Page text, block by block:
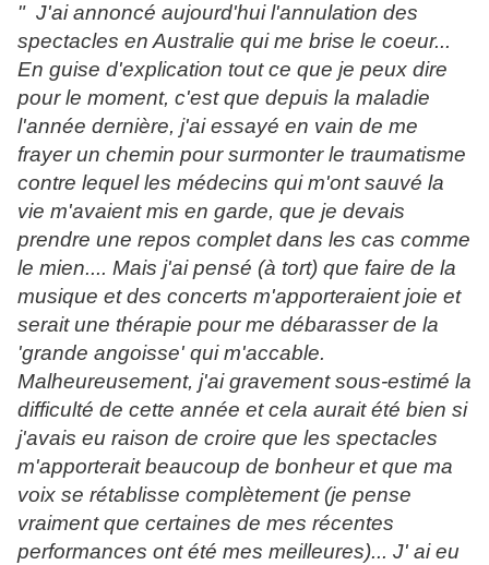
" J'ai annoncé aujourd'hui l'annulation des
spectacles en Australie qui me brise le coeur...
En guise d'explication tout ce que je peux dire
pour le moment, c'est que depuis la maladie
l'année dernière, j'ai essayé en vain de me
frayer un chemin pour surmonter le traumatisme
contre lequel les médecins qui m'ont sauvé la
vie m'avaient mis en garde, que je devais
prendre une repos complet dans les cas comme
le mien.... Mais j'ai pensé (à tort) que faire de la
musique et des concerts m'apporteraient joie et
serait une thérapie pour me débarasser de la
'grande angoisse' qui m'accable.
Malheureusement, j'ai gravement sous-estimé la
difficulté de cette année et cela aurait été bien si
j'avais eu raison de croire que les spectacles
m'apporterait beaucoup de bonheur et que ma
voix se rétablisse complètement (je pense
vraiment que certaines de mes récentes
performances ont été mes meilleures)... J' ai eu